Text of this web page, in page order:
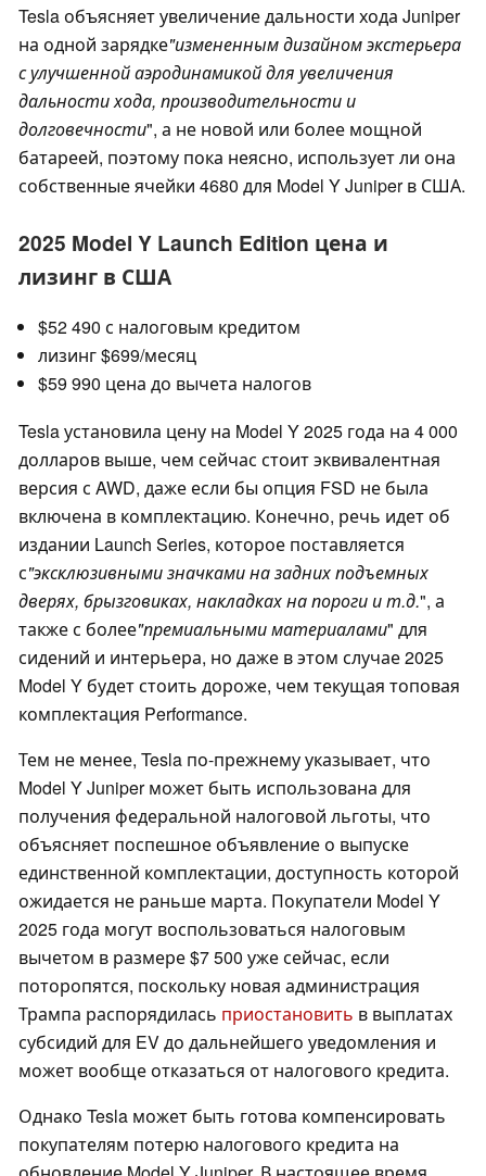
Tesla объясняет увеличение дальности хода Juniper
на одной зарядке"измененным дизайном экстерьера
с улучшенной аэродинамикой для увеличения
дальности хода, производительности и
долговечности", а не новой или более мощной
батареей, поэтому пока неясно, использует ли она
собственные ячейки 4680 для Model Y Juniper в США.
2025 Model Y Launch Edition цена и
лизинг в США
$52 490 с налоговым кредитом
лизинг $699/месяц
$59 990 цена до вычета налогов
Tesla установила цену на Model Y 2025 года на 4 000
долларов выше, чем сейчас стоит эквивалентная
версия с AWD, даже если бы опция FSD не была
включена в комплектацию. Конечно, речь идет об
издании Launch Series, которое поставляется
с"эксклюзивными значками на задних подъемных
дверях, брызговиках, накладках на пороги и т.д.", а
также с более"премиальными материалами" для
сидений и интерьера, но даже в этом случае 2025
Model Y будет стоить дороже, чем текущая топовая
комплектация Performance.
Тем не менее, Tesla по-прежнему указывает, что
Model Y Juniper может быть использована для
получения федеральной налоговой льготы, что
объясняет поспешное объявление о выпуске
единственной комплектации, доступность которой
ожидается не раньше марта. Покупатели Model Y
2025 года могут воспользоваться налоговым
вычетом в размере $7 500 уже сейчас, если
поторопятся, поскольку новая администрация
Трампа распорядилась приостановить в выплатах
субсидий для EV до дальнейшего уведомления и
может вообще отказаться от налогового кредита.
Однако Tesla может быть готова компенсировать
покупателям потерю налогового кредита на